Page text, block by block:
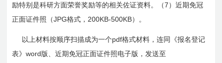
励特别是科研方面荣誉奖励等的相关佐证资料。（7 ）近期免冠
正面证件照（JPG格式， 200KB-500KB）。
以上材料按顺序扫描成为一个pdf格式材料，连同《报名登记
表》word版、近期免冠正面证件照电子版，发送至